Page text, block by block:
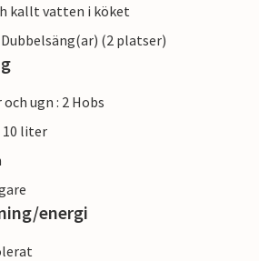
kallt vatten i köket
(2 platser)
ugn : 2 Hobs
10 liter
energi